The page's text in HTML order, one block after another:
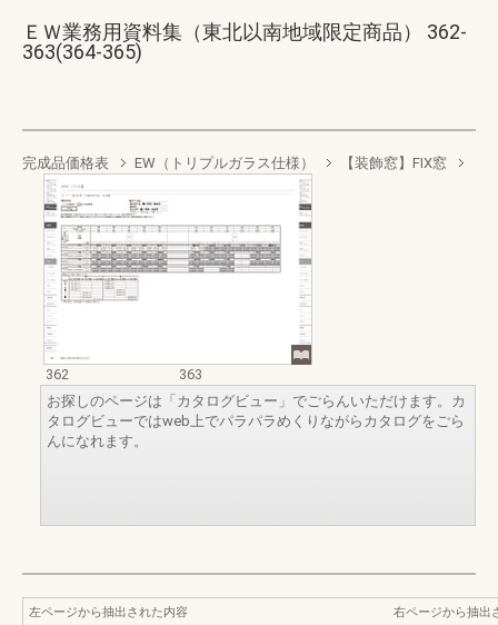
ＥＷ業務用資料集（東北以南地域限定商品） 362-
363(364-365)
完成品価格表 EW（トリプルガラス仕様） 【装飾窓】FIX窓
362
363
お探しのページは「カタログビュー」でごらんいただけます。カ
タログビューではweb上でパラパラめくりながらカタログをごら
んになれます。
左ページから抽出された内容
右ページから抽出